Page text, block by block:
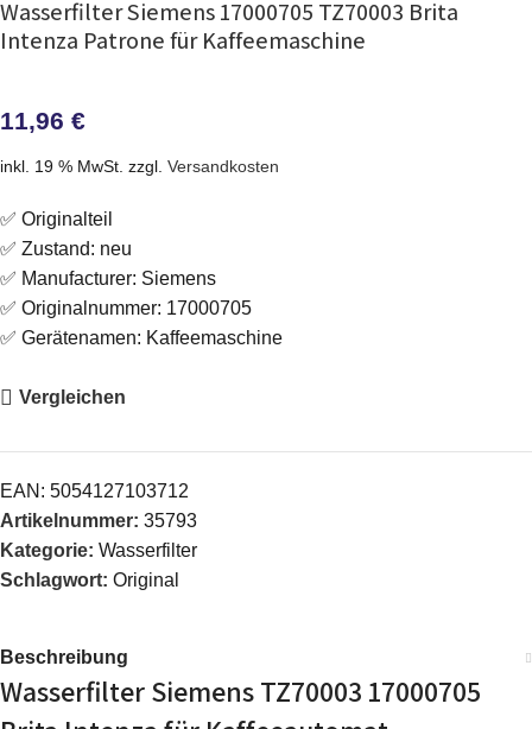
Wasserfilter Siemens 17000705 TZ70003 Brita
Intenza Patrone für Kaffeemaschine
11,96 €
inkl. 19 % MwSt. zzgl. Versandkosten
✅ Originalteil
✅ Zustand: neu
✅ Manufacturer: Siemens
✅ Originalnummer: 17000705
✅ Gerätenamen: Kaffeemaschine
Vergleichen
EAN: 5054127103712
Artikelnummer: 35793
Kategorie: Wasserfilter
Schlagwort: Original
Beschreibung
Wasserfilter Siemens TZ70003 17000705